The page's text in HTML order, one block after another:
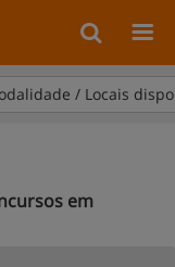
/ Locais
em